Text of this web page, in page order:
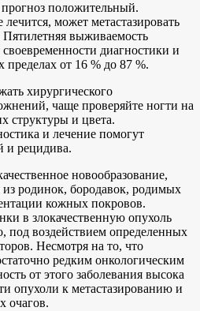
положительный.
может метастазировать
Пятилетняя выживаемость
диагностики и
пределах от 16 % до 87 %.
хирургического
чаще проверяйте ногти на
структуры и цвета.
и лечение помогут
и рецидива.
новообразование,
из родинок, бородавок, родимых
кожных покровов.
в злокачественную опухоль
под воздействием определенных
Несмотря на то, что
редким онкологическим
от этого заболевания высока
опухоли к метастазированию и
очагов.